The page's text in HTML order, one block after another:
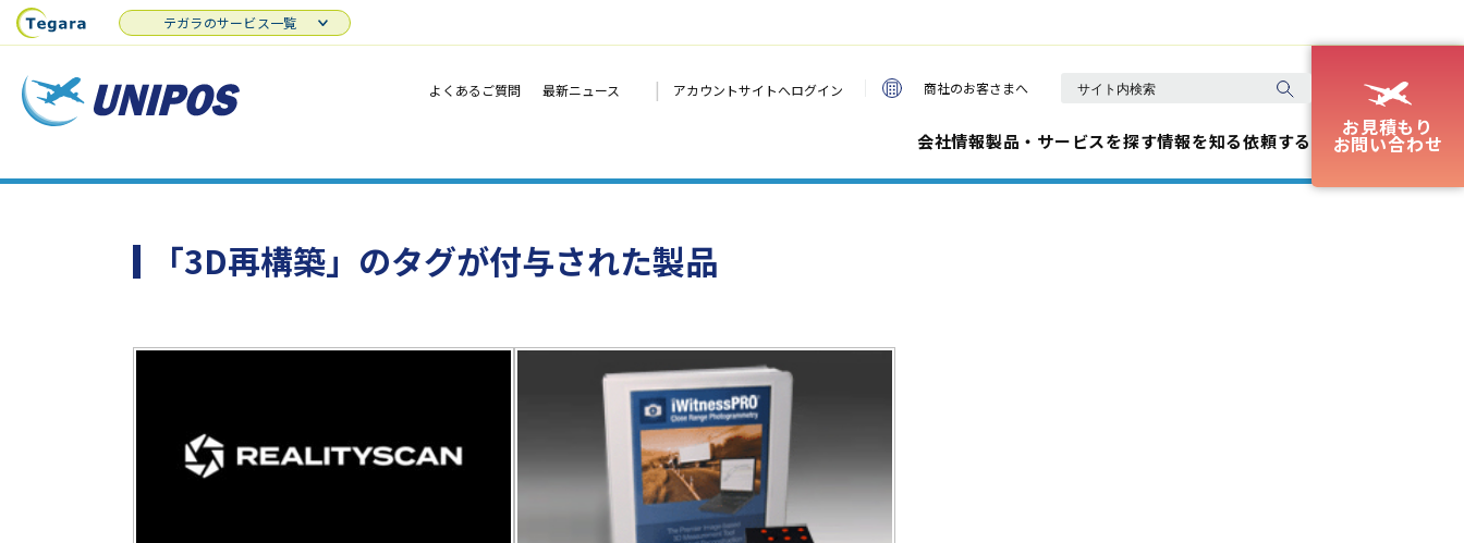
よくあるご質問 最新ニュース | アカウントサイトへログイン 商社のお客さまへ
会社情報製品・サービスを探す情報を知る依頼する
お見積もり
お問い合わせ
テガラのサービス一覧
「3D再構築」のタグが付与された製品